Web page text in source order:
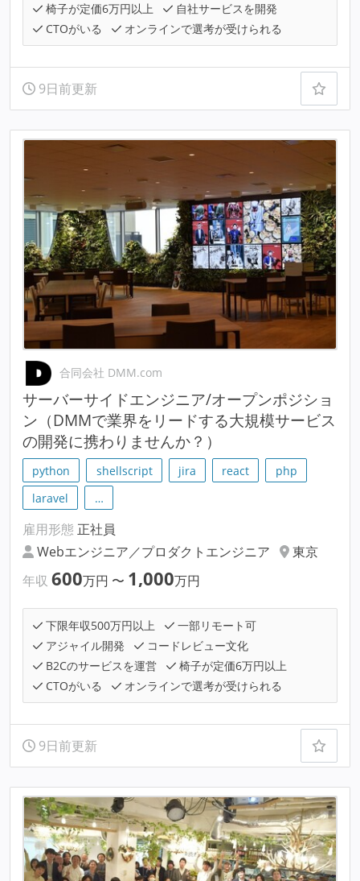
椅子が定価6万円以上
自社サービスを開発
CTOがいる
オンラインで選考が受けられる
9日前更新
合同会社 DMM.com
サーバーサイドエンジニア/オープンポジショ
ン（DMMで業界をリードする大規模サービス
の開発に携わりませんか？）
python shellscript jira react
php
laravel
…
雇用形態 正社員
Webエンジニア／プロダクトエンジニア
東京
年収 600万円 〜 1,000万円
下限年収500万円以上
一部リモート可
アジャイル開発
コードレビュー文化
B2Cのサービスを運営
椅子が定価6万円以上
CTOがいる
オンラインで選考が受けられる
9日前更新